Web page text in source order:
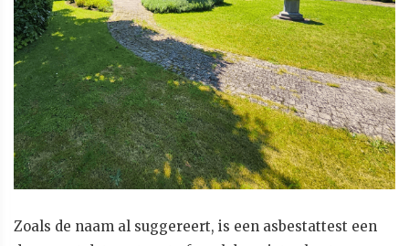
Zoals de naam al suggereert, is een asbestattest een